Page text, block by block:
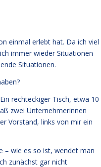
einmal erlebt hat. Da ich viel
immer wieder Situationen
Situationen.
rechteckiger Tisch, etwa 10
zwei Unternehmerinnen
Vorstand, links von mir ein
– wie es so ist, wendet man
zunächst gar nicht